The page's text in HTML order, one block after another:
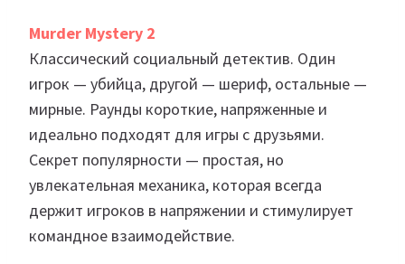
Murder Mystery 2
Классический социальный детектив. Один
игрок — убийца, другой — шериф, остальные —
мирные. Раунды короткие, напряженные и
идеально подходят для игры с друзьями.
Секрет популярности — простая, но
увлекательная механика, которая всегда
держит игроков в напряжении и стимулирует
командное взаимодействие.